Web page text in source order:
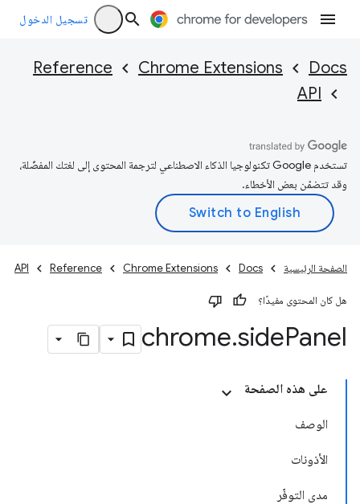
تسجيل الدخول
Docs
Chrome Extensions
Reference
API
تستخدم Google تكنولوجيا الذكاء الاصطناعي لترجمة المحتوى إلى لغتك المفضّلة،
وقد تتضمّن بعض الأخطاء.
الصفحة الرئيسية Docs
Chrome Extensions
Reference
API
هل كان المحتوى مفيدًا؟
chrome.sidePanel
على هذه الصفحة
الوصف
الأذونات
مدى التوفّر